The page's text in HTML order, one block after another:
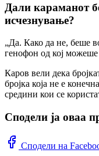
Дали караманот
исчезнување?
„Да. Како да не, беше
генофон од кој можеше
Каров вели дека
бројка која не е
средини кои се
Сподели ја оваа
Сподели на